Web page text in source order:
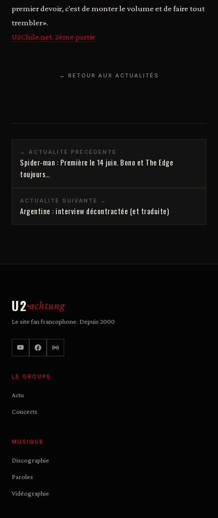
premier devoir, c'est de monter le volume et de faire tout
trembler».
U2Chile.net. 2ème partie
← RETOUR AUX ACTUALITÉS
← ACTUALITÉ PRÉCÉDENTE
Spider-man : Première le 14 juin. Bono et The Edge
toujours…
ACTUALITÉ SUIVANTE →
Argentine : interview décontractée (et traduite)
U2 achtung
Le site fan francophone. Depuis 2000
LE GROUPE
Actu
Concerts
MUSIQUE
Discographie
Paroles
Vidéographie